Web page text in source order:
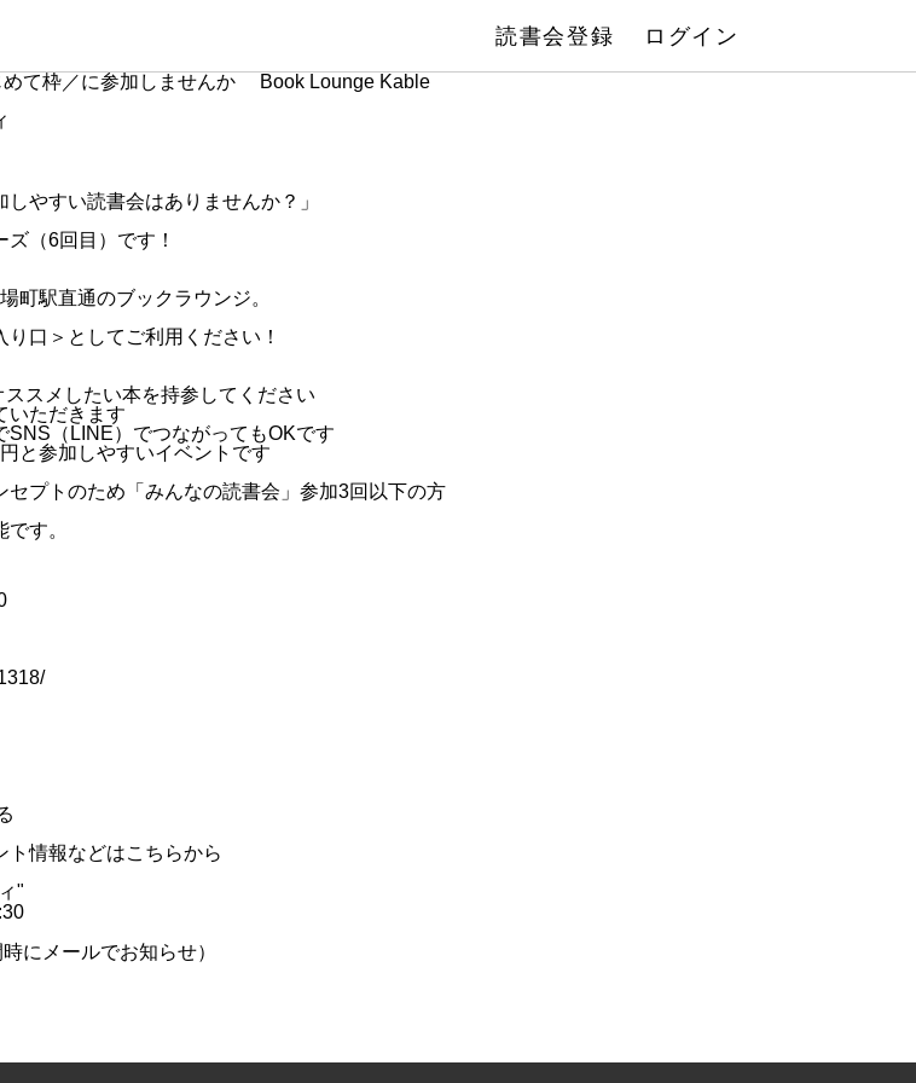
読書会登録 ログイン
めて枠／に参加しませんか Book Lounge Kable
しやすい読書会はありませんか？」
（6回目）です！
町駅直通のブックラウンジ。
口＞としてご利用ください！
ススメしたい本を持参してください
いただきます
SNS（LINE）でつながってもOKです
と参加しやすいイベントです
プトのため「みんなの読書会」参加3回以下の方
す。
ト情報などはこちらから
"
にメールでお知らせ）